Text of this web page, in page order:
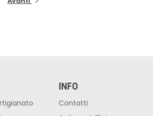
INFO
Contatti